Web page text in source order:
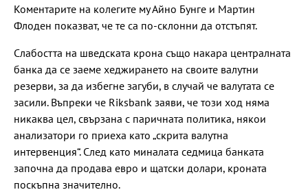
Коментарите на колегите му Айно Бунге и Мартин
Флоден показват, че те са по-склонни да отстъпят.
Слабостта на шведската крона също накара централната
банка да се заеме хеджирането на своите валутни
резерви, за да избегне загуби, в случай че валутата се
засили. Въпреки че Riksbank заяви, че този ход няма
никаква цел, свързана с паричната политика, някои
анализатори го приеха като „скрита валутна
интервенция“. След като миналата седмица банката
започна да продава евро и щатски долари, кроната
поскъпна значително.